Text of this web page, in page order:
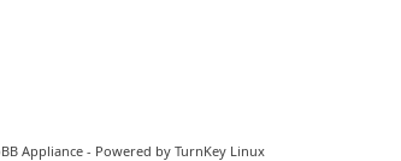
Appliance - Powered by TurnKey Linux